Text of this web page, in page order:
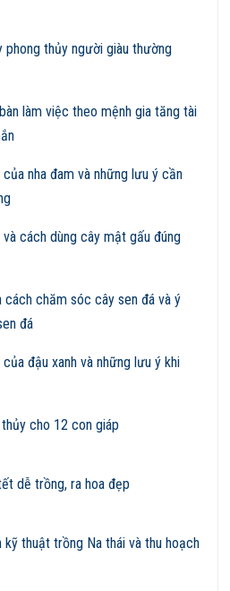
phong thủy người giàu thường
làm việc theo mệnh gia tăng tài
của nha đam và những lưu ý cần
và cách dùng cây mật gấu đúng
cách chăm sóc cây sen đá và ý
đá
đậu xanh và những lưu ý khi
cho 12 con giáp
dễ trồng, ra hoa đẹp
kỹ thuật trồng Na thái và thu hoạch